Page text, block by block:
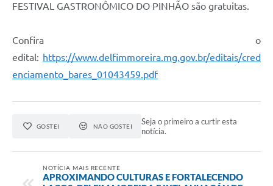
FESTIVAL GASTRONÔMICO DO PINHÃO são gratuitas.
Confira o
edital: https://www.delfimmoreira.mg.gov.br/editais/cred
enciamento_bares_01043459.pdf
GOSTEI NÃO GOSTEI
Seja o primeiro a curtir esta
notícia.
NOTÍCIA MAIS RECENTE
APROXIMANDO CULTURAS E FORTALECENDO